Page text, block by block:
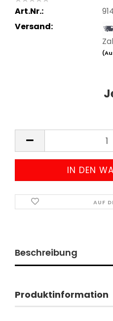
Art.Nr.:
Versand:
AUF
Beschreibung
Produktinformation